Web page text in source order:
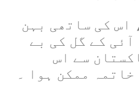
اس کی ساتھی بہن
آئی کے گل کی بے
سے اس
ممکن ہوا ۔